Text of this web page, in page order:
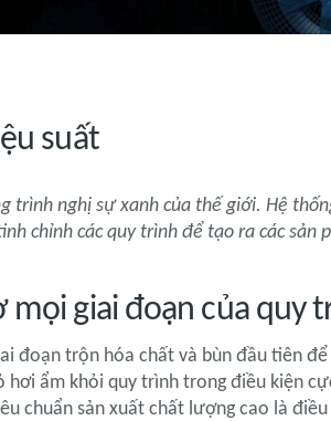
suất
trình nghị sự xanh của thế giới. Hệ
chỉnh các quy trình để tạo ra các
mọi giai đoạn của quy
đoạn trộn hóa chất và bùn đầu tiên
ẩm khỏi quy trình trong điều kiện
chuẩn sản xuất chất lượng cao là